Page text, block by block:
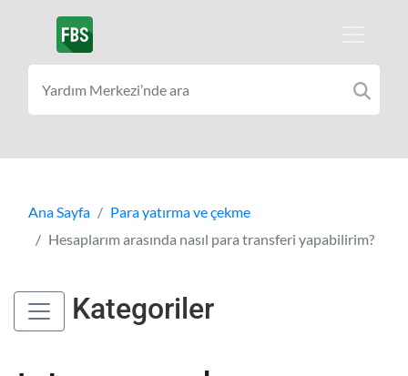
Ana Sayfa
Para yatırma ve çekme
Hesaplarım arasında nasıl para transferi yapabilirim?
Kategoriler